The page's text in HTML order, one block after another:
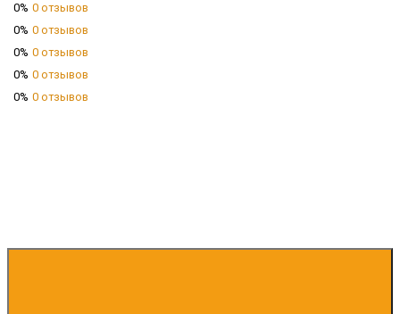
0% 0 отзывов
0% 0 отзывов
0% 0 отзывов
0% 0 отзывов
0% 0 отзывов